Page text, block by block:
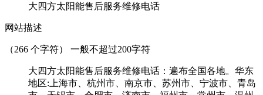
大四方太阳能售后服务维修电话
网站描述
（266 个字符） 一般不超过200字符
大四方太阳能售后服务维修电话：遍布全国各地。华东
地区:上海市、杭州市、南京市、苏州市、宁波市、青岛